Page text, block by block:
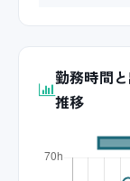
勤務時間
推移